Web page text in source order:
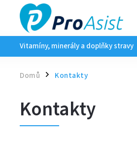
Vitamíny, minerály a doplňky stravy
Domů / Kontakty
Kontakty